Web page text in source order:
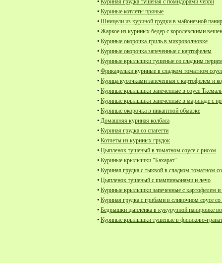
• Куриная грудка тушеная с помидорами черри
• Куриные котлеты пряные
• Шницели из куриной грудки в майонезной
• Жаркое из куриных бедер с королевскими
• Куриные окорочка-гриль в микроволновке
• Куриные окорочка запеченные с картофелем
• Куриные крылышки тушеные со сладким
• Фрикадельки куриные в сладком томатном
• Курица кусочками запеченная с картофелем и
• Куриные крылышки запеченные в соусе
• Куриные крылышки запеченные в маринаде с
• Куриные окорочка в пикантной обмазке
• Домашняя куриная колбаса
• Куриная грудка со спагетти
• Котлеты из куриных грудок
• Цыпленок тушеный в томатном соусе с рисом
• Куриные крылышки "Бахарат"
• Куриная грудка с тыквой в сладком томатном
• Цыпленок тушеный с шампиньонами и лечо
• Куриные крылышки запеченные с картофелем и
• Куриная грудка с грибами в сливочном соусе со
• Бедрышки цыплёнка в кукурузной панировке
• Куриные крылышки тушеные в финиково-